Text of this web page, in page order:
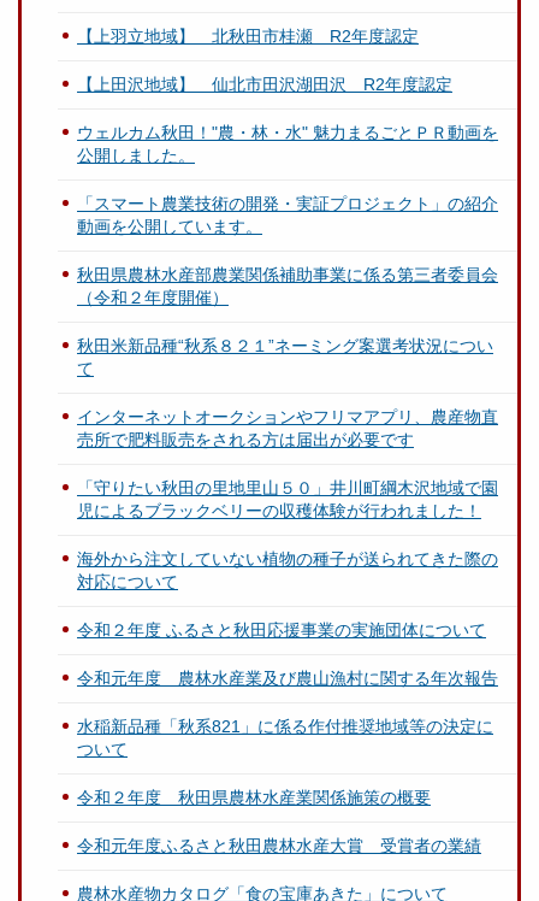
【上羽立地域】 北秋田市桂瀬 R2年度認定
【上田沢地域】 仙北市田沢湖田沢 R2年度認定
ウェルカム秋田！"農・林・水" 魅力まるごとＰＲ動画を
公開しました。
「スマート農業技術の開発・実証プロジェクト」の紹介
動画を公開しています。
秋田県農林水産部農業関係補助事業に係る第三者委員会
（令和２年度開催）
秋田米新品種“秋系８２１”ネーミング案選考状況につい
て
インターネットオークションやフリマアプリ、農産物直
売所で肥料販売をされる方は届出が必要です
「守りたい秋田の里地里山５０」井川町綱木沢地域で園
児によるブラックベリーの収穫体験が行われました！
海外から注文していない植物の種子が送られてきた際の
対応について
令和２年度 ふるさと秋田応援事業の実施団体について
令和元年度 農林水産業及び農山漁村に関する年次報告
水稲新品種「秋系821」に係る作付推奨地域等の決定に
ついて
令和２年度 秋田県農林水産業関係施策の概要
令和元年度ふるさと秋田農林水産大賞 受賞者の業績
農林水産物カタログ「食の宝庫あきた」について